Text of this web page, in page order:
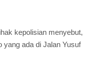
kepolisian menyebut,
yang ada di Jalan Yusuf